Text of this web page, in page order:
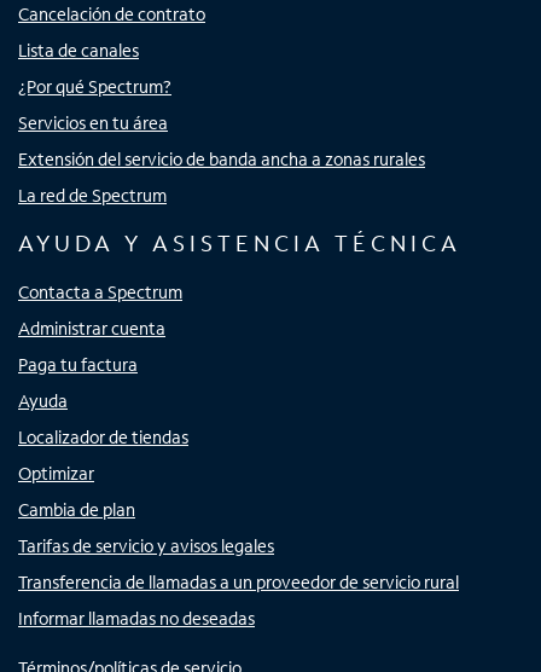
Cancelación de contrato
Lista de canales
¿Por qué Spectrum?
Servicios en tu área
Extensión del servicio de banda ancha a zonas rurales
La red de Spectrum
AYUDA Y ASISTENCIA TÉCNICA
Contacta a Spectrum
Administrar cuenta
Paga tu factura
Ayuda
Localizador de tiendas
Optimizar
Cambia de plan
Tarifas de servicio y avisos legales
Transferencia de llamadas a un proveedor de servicio rural
Informar llamadas no deseadas